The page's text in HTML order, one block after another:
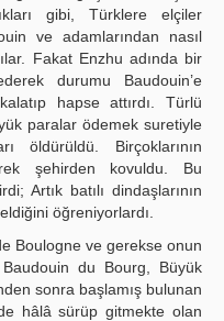
gibi, Türklere elçiler
ve adamlarından nasıl
Fakat Enzhu adında bir
durumu Baudouin’e
hapse attırdı. Türlü
paralar ödemek suretiyle
öldürüldü. Birçoklarının
şehirden kovuldu. Bu
Artık batılı dindaşlarının
öğreniyorlardı.
Boulogne ve gerekse onun
du Bourg, Büyük
sonra başlamış bulunan
hâlâ sürüp gitmekte olan